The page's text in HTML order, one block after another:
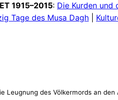
1915–2015: Die Kurden und
Tage des Musa Dagh
Leugnung des Völkermords an den